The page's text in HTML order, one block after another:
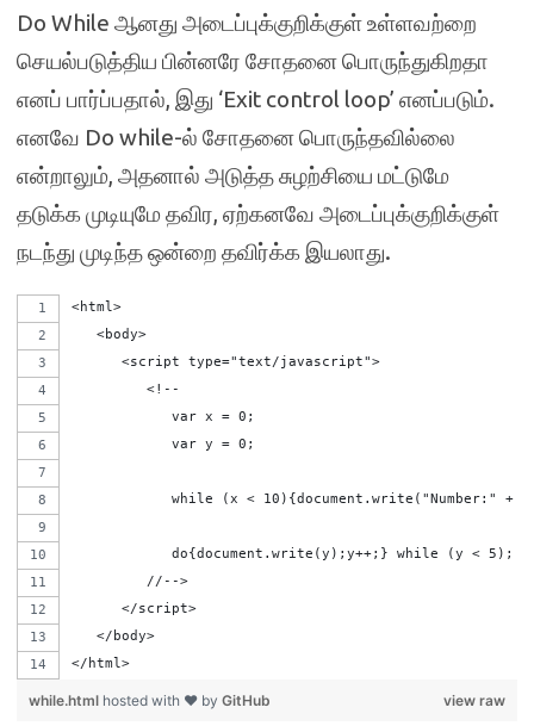
Do While ஆனது அடைப்புக்குறிக்குள் உள்ளவற்றை
செயல்படுத்திய பின்னரே சோதனை பொருந்துகிறதா
எனப் பார்ப்பதால், இது ‘Exit control loop’ எனப்படும்.
எனவே Do while-ல் சோதனை பொருந்தவில்லை
என்றாலும், அதனால் அடுத்த சுழற்சியை மட்டுமே
தடுக்க முடியுமே தவிர, ஏற்கனவே அடைப்புக்குறிக்குள்
நடந்து முடிந்த ஒன்றை தவிர்க்க இயலாது.
<html>
   <body>
      <script type="text/javascript">
         <!--
            var x = 0;
	    var y = 0;
while (x < 10){document.write("Number:"
            do{document.write(y);y++;} while (y < 5);
         //-->
      </script>
   </body>
</html>
view raw
while.html hosted with ❤ by GitHub